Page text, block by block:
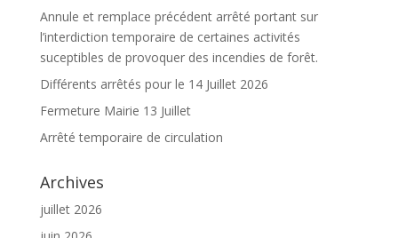
Annule et remplace précédent arrêté portant sur
l’interdiction temporaire de certaines activités
suceptibles de provoquer des incendies de forêt.
Différents arrêtés pour le 14 Juillet 2026
Fermeture Mairie 13 Juillet
Arrêté temporaire de circulation
Archives
juillet 2026